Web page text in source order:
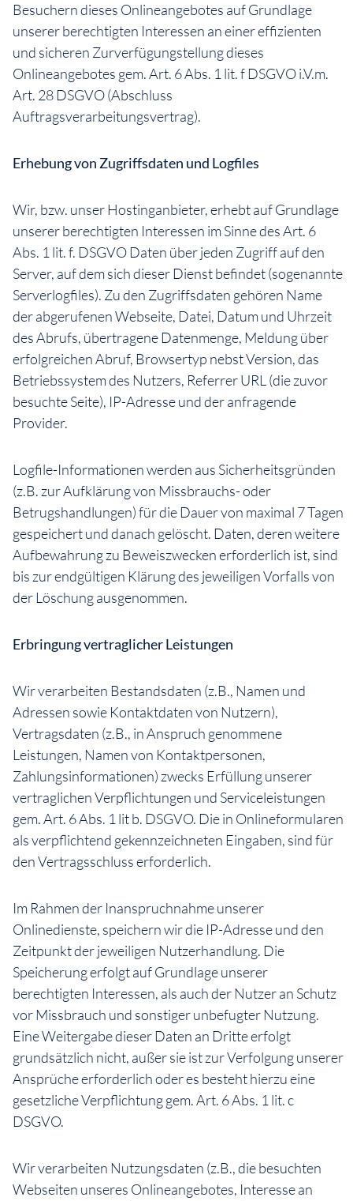
Besuchern dieses Onlineangebotes auf Grundlage
unserer berechtigten Interessen an einer effizienten
und sicheren Zurverfügungstellung dieses
Onlineangebotes gem. Art. 6 Abs. 1 lit. f DSGVO i.V.m.
Art. 28 DSGVO (Abschluss
Auftragsverarbeitungsvertrag).
Erhebung von Zugriffsdaten und Logfiles
Wir, bzw. unser Hostinganbieter, erhebt auf Grundlage
unserer berechtigten Interessen im Sinne des Art. 6
Abs. 1 lit. f. DSGVO Daten über jeden Zugriff auf den
Server, auf dem sich dieser Dienst befindet (sogenannte
Serverlogfiles). Zu den Zugriffsdaten gehören Name
der abgerufenen Webseite, Datei, Datum und Uhrzeit
des Abrufs, übertragene Datenmenge, Meldung über
erfolgreichen Abruf, Browsertyp nebst Version, das
Betriebssystem des Nutzers, Referrer URL (die zuvor
besuchte Seite), IP-Adresse und der anfragende
Provider.
Logfile-Informationen werden aus Sicherheitsgründen
(z.B. zur Aufklärung von Missbrauchs- oder
Betrugshandlungen) für die Dauer von maximal 7 Tagen
gespeichert und danach gelöscht. Daten, deren weitere
Aufbewahrung zu Beweiszwecken erforderlich ist, sind
bis zur endgültigen Klärung des jeweiligen Vorfalls von
der Löschung ausgenommen.
Erbringung vertraglicher Leistungen
Wir verarbeiten Bestandsdaten (z.B., Namen und
Adressen sowie Kontaktdaten von Nutzern),
Vertragsdaten (z.B., in Anspruch genommene
Leistungen, Namen von Kontaktpersonen,
Zahlungsinformationen) zwecks Erfüllung unserer
vertraglichen Verpflichtungen und Serviceleistungen
gem. Art. 6 Abs. 1 lit b. DSGVO. Die in Onlineformularen
als verpflichtend gekennzeichneten Eingaben, sind für
den Vertragsschluss erforderlich.
Im Rahmen der Inanspruchnahme unserer
Onlinedienste, speichern wir die IP-Adresse und den
Zeitpunkt der jeweiligen Nutzerhandlung. Die
Speicherung erfolgt auf Grundlage unserer
berechtigten Interessen, als auch der Nutzer an Schutz
vor Missbrauch und sonstiger unbefugter Nutzung.
Eine Weitergabe dieser Daten an Dritte erfolgt
grundsätzlich nicht, außer sie ist zur Verfolgung unserer
Ansprüche erforderlich oder es besteht hierzu eine
gesetzliche Verpflichtung gem. Art. 6 Abs. 1 lit. c
DSGVO.
Wir verarbeiten Nutzungsdaten (z.B., die besuchten
Webseiten unseres Onlineangebotes, Interesse an